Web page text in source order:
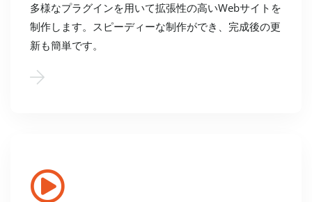
多様なプラグインを用いて拡張性の高いWebサイトを
制作します。スピーディーな制作ができ、完成後の更
新も簡単です。